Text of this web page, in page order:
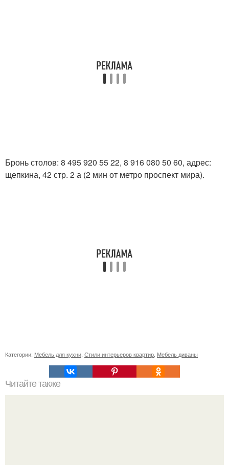
Бронь столов: 8 495 920 55 22, 8 916 080 50 60, адрес:
щепкина, 42 стр. 2 а (2 мин от метро проспект мира).
Категории: Мебель для кухни, Стили интерьеров квартир, Мебель диваны
Читайте также